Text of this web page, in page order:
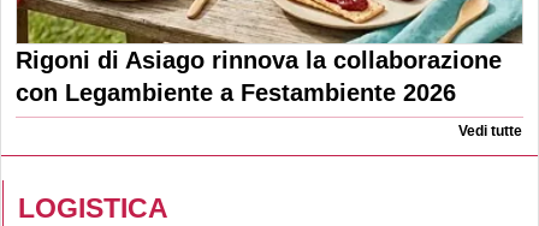
Rigoni di Asiago rinnova la collaborazione
con Legambiente a Festambiente 2026
Vedi tutte
LOGISTICA